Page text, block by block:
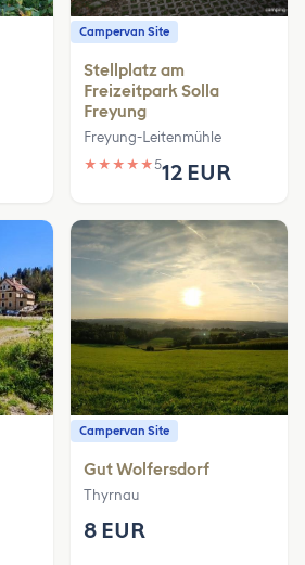
Campervan Site
Stellplatz am
Freizeitpark Solla
Freyung
Freyung-Leitenmühle
★ ★ ★ ★ ★512 EUR
Campervan Site
Gut Wolfersdorf
Thyrnau
8 EUR